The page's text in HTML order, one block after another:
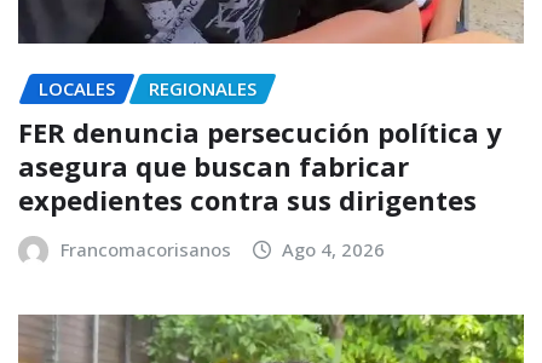
LOCALES REGIONALES
FER denuncia persecución política y
asegura que buscan fabricar
expedientes contra sus dirigentes
Francomacorisanos Ago 4, 2026